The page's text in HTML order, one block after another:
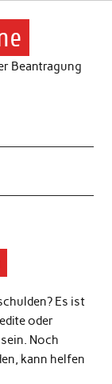
Beantragung
Es ist
oder
Noch
kann helfen